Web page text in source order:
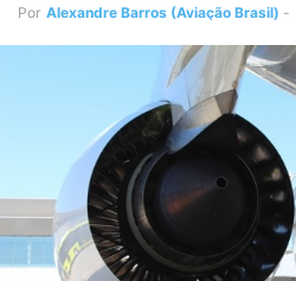
Por Alexandre Barros (Aviação Brasil) -